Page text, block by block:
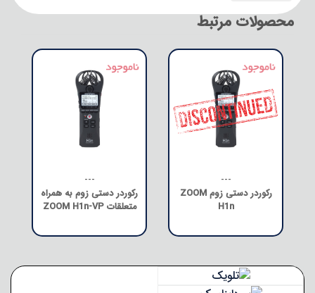
محصولات مرتبط
---
رکوردر دستی زوم ZOOM
H1n
---
رکوردر دستی زوم به همراه
متعلقات ZOOM H1n-VP